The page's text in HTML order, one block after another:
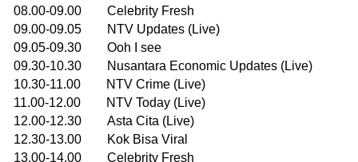
08.00-09.00 Celebrity Fresh
09.00-09.05 NTV Updates (Live)
09.05-09.30 Ooh I see
09.30-10.30 Nusantara Economic Updates (Live)
10.30-11.00 NTV Crime (Live)
11.00-12.00 NTV Today (Live)
12.00-12.30 Asta Cita (Live)
12.30-13.00 Kok Bisa Viral
13.00-14.00 Celebrity Fresh